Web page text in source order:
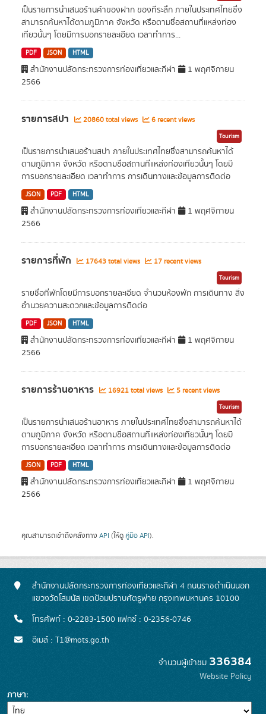
เป็นรายการนำเสนอร้านค้าของฝาก ของที่ระลึก ภายในประเทศไทยซึ่ง
สามารถค้นหาได้ตามภูมิภาค จังหวัด หรือตามชื่อสถานที่แหล่งท่อง
เที่ยวนั้นๆ โดยมีการบอกรายละเอียด เวลาทำการ...
PDF JSON HTML
สำนักงานปลัดกระทรวงการท่องเที่ยวและกีฬา
1 พฤศจิกายน
2566
รายการสปา 20860 total views 6 recent views
Tourism
เป็นรายการนำเสนอร้านสปา ภายในประเทศไทยซึ่งสามารถค้นหาได้
ตามภูมิภาค จังหวัด หรือตามชื่อสถานที่แหล่งท่องเที่ยวนั้นๆ โดยมี
การบอกรายละเอียด เวลาทำการ การเดินทางและข้อมูลการติดต่อ
JSON PDF HTML
สำนักงานปลัดกระทรวงการท่องเที่ยวและกีฬา
1 พฤศจิกายน
2566
รายการที่พัก 17643 total views 17 recent views
Tourism
รายชื่อที่พักโดยมีการบอกรายละเอียด จำนวนห้องพัก การเดินทาง สิ่ง
อำนวยความสะดวกและข้อมูลการติดต่อ
PDF JSON HTML
สำนักงานปลัดกระทรวงการท่องเที่ยวและกีฬา
1 พฤศจิกายน
2566
รายการร้านอาหาร 16921 total views 5 recent views
Tourism
เป็นรายการนำเสนอร้านอาหาร ภายในประเทศไทยซึ่งสามารถค้นหาได้
ตามภูมิภาค จังหวัด หรือตามชื่อสถานที่แหล่งท่องเที่ยวนั้นๆ โดยมี
การบอกรายละเอียด เวลาทำการ การเดินทางและข้อมูลการติดต่อ
JSON PDF HTML
สำนักงานปลัดกระทรวงการท่องเที่ยวและกีฬา
1 พฤศจิกายน
2566
คุณสามารถเข้าถึงคลังทาง API (ให้ดู คู่มือ API).
สำนักงานปลัดกระทรวงการท่องเที่ยวและกีฬา 4 ถนนราชดำเนินนอก
แขวงวัดโสมนัส เขตป้อมปราบศัตรูพ่าย กรุงเทพมหานคร 10100
โทรศัพท์ : 0-2283-1500 แฟกซ์ : 0-2356-0746
อีเมล์ : T1@mots.go.th
จำนวนผู้เข้าชม 336384
Website Policy
ภาษา